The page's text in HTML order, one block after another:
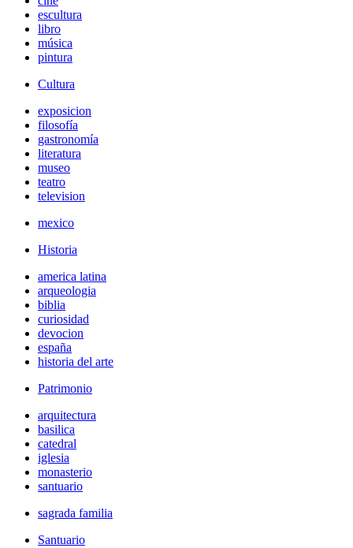
escultura
libro
música
pintura
Cultura
exposicion
filosofía
gastronomía
literatura
museo
teatro
television
mexico
Historia
america latina
arqueologia
biblia
curiosidad
devocion
españa
historia del arte
Patrimonio
arquitectura
basilica
catedral
iglesia
monasterio
santuario
sagrada familia
Santuario